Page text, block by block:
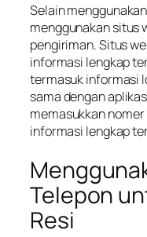
Selain
menggunakan situs
pengiriman. Situs
informasi lengkap
termasuk informasi
sama dengan
memasukkan
informasi lengkap
Telepon
Resi